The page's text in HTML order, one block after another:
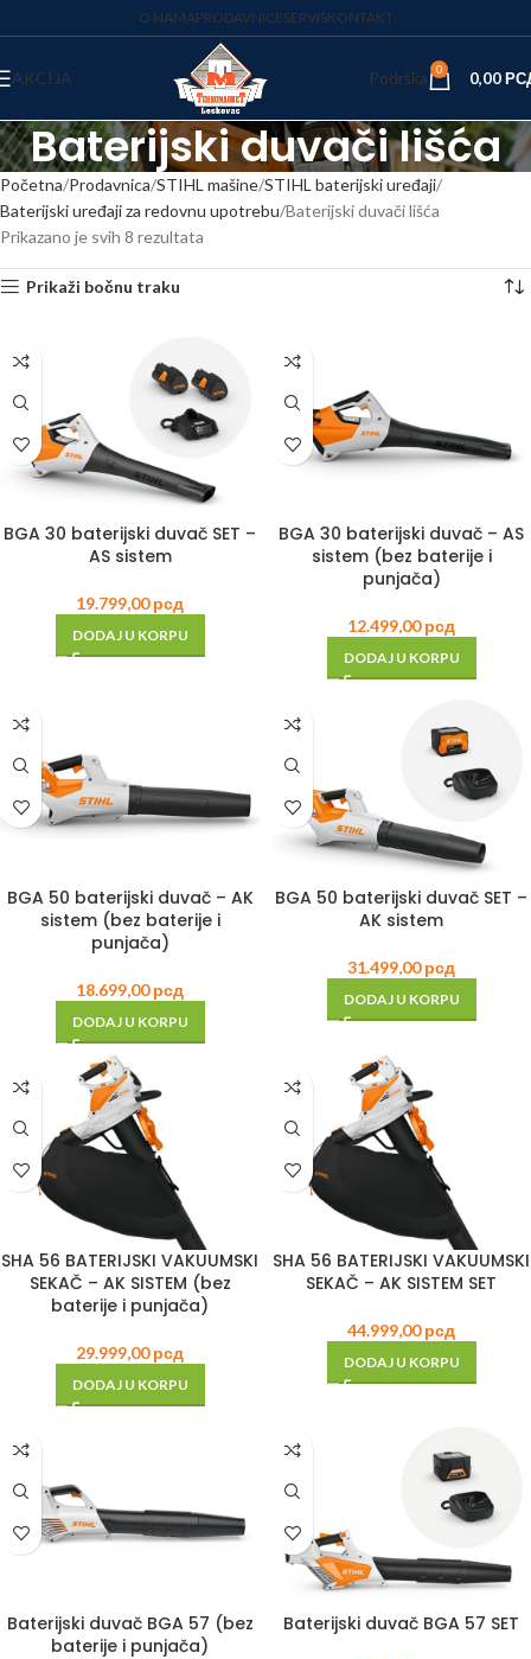
O NAMAPRODAVNICESERVISKONTAKT
AKCIJA Podrška 0 0,00
Baterijski duvači lišća
Početna Prodavnica STIHL mašine STIHL baterijski uređaji
Baterijski uređaji za redovnu upotrebu Baterijski duvači lišća
Prikazano je svih 8 rezultata
Prikaži bočnu traku
BGA 30 baterijski duvač SET –
AS sistem
19.799,00рсд
DODAJ U KORPU
BGA 30 baterijski duvač – AS
sistem (bez baterije i
punjača)
12.499,00рсд
DODAJ U KORPU
BGA 50 baterijski duvač – AK
sistem (bez baterije i
punjača)
18.699,00рсд
DODAJ U KORPU
BGA 50 baterijski duvač SET –
AK sistem
31.499,00рсд
DODAJ U KORPU
SHA 56 BATERIJSKI VAKUUMSKI
SEKAČ – AK SISTEM (bez
baterije i punjača)
29.999,00рсд
DODAJ U KORPU
SHA 56 BATERIJSKI VAKUUMSKI
SEKAČ – AK SISTEM SET
44.999,00рсд
DODAJ U KORPU
Baterijski duvač BGA 57 (bez
baterije i punjača)
Baterijski duvač BGA 57 SET